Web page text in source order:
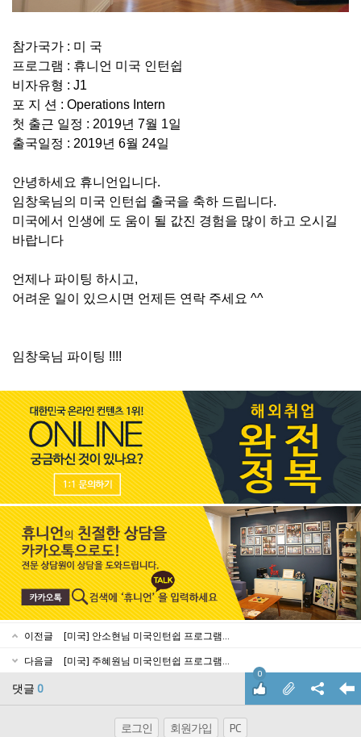
참가국가 : 미 국
프로그램 : 휴니언 미국 인턴쉽
비자유형 : J1
포 지 션 : Operations Intern
첫 출근 일정 : 2019년 7월 1일
출국일정 : 2019년 6월 24일
안녕하세요 휴니언입니다.
임창욱님의 미국 인턴쉽 출국을 축하 드립니다.
미국에서 인생에 도 움이 될 값진 경험을 많이 하고 오시길
바랍니다
언제나 파이팅 하시고,
어려운 일이 있으시면 언제든 연락 주세요 ^^
임창욱님 파이팅 !!!!
이전글 [미국] 안소현님 미국인턴쉽 프로그램...
다음글 [미국] 주혜원님 미국인턴쉽 프로그램...
댓글 0
0
로그인 회원가입 PC